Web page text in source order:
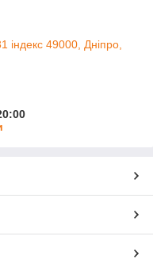
індекс 49000, Дніпро,